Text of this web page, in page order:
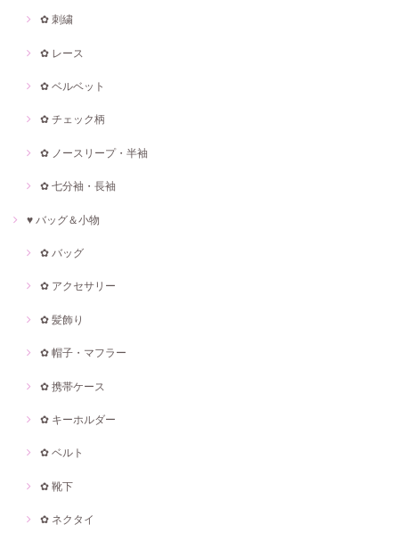
✿ 刺繍
✿ レース
✿ ベルベット
✿ チェック柄
✿ ノースリープ・半袖
✿ 七分袖・長袖
♥ バッグ＆小物
✿ バッグ
✿ アクセサリー
✿ 髪飾り
✿ 帽子・マフラー
✿ 携帯ケース
✿ キーホルダー
✿ ベルト
✿ 靴下
✿ ネクタイ